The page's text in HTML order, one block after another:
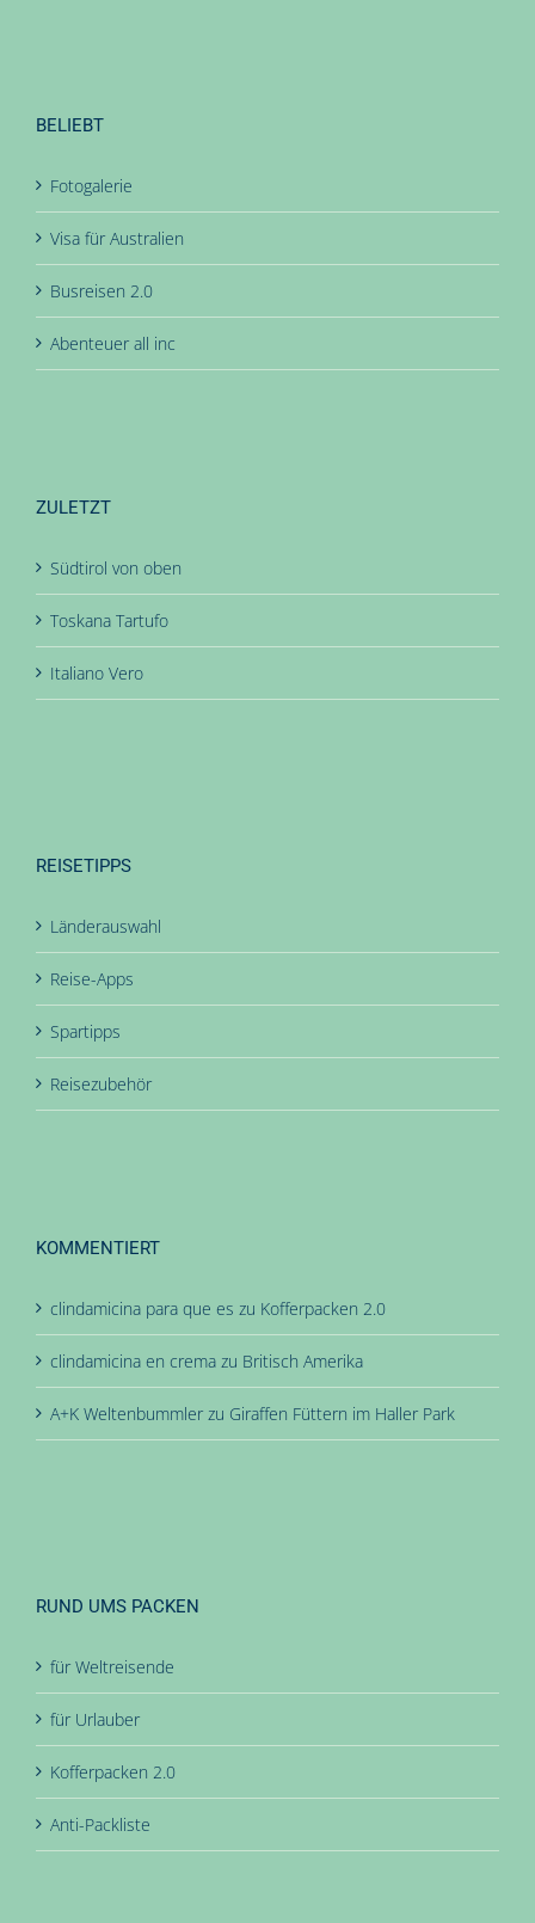
BELIEBT
Fotogalerie
Visa für Australien
Busreisen 2.0
Abenteuer all inc
ZULETZT
Südtirol von oben
Toskana Tartufo
Italiano Vero
REISETIPPS
Länderauswahl
Reise-Apps
Spartipps
Reisezubehör
KOMMENTIERT
clindamicina para que es zu Kofferpacken 2.0
clindamicina en crema zu Britisch Amerika
A+K Weltenbummler zu Giraffen Füttern im Haller Park
RUND UMS PACKEN
für Weltreisende
für Urlauber
Kofferpacken 2.0
Anti-Packliste